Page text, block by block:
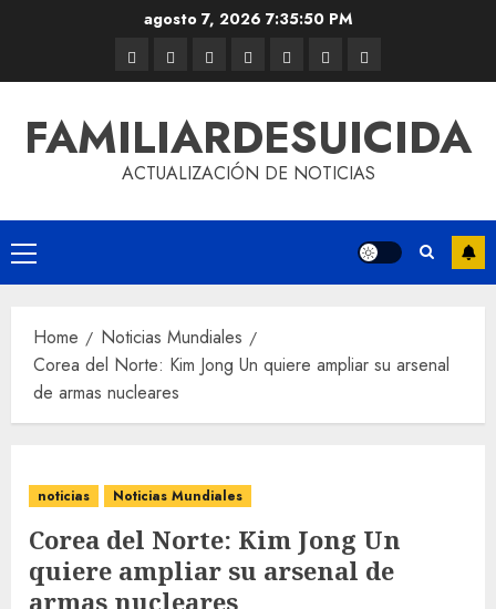
agosto 7, 2026 7:35:50 PM
FAMILIARDESUICIDA
ACTUALIZACIÓN DE NOTICIAS
Home
Noticias Mundiales
Corea del Norte: Kim Jong Un quiere ampliar su arsenal
de armas nucleares
noticias Noticias Mundiales
Corea del Norte: Kim Jong Un
quiere ampliar su arsenal de
armas nucleares